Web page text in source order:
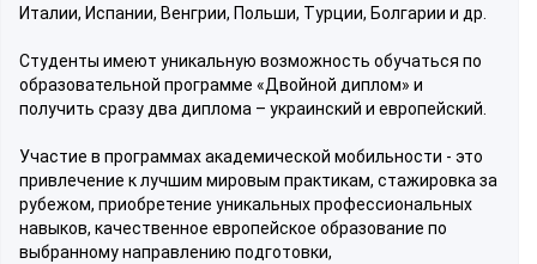
Италии, Испании, Венгрии, Польши, Турции, Болгарии и др.
Студенты имеют уникальную возможность обучаться по
образовательной программе «Двойной диплом» и
получить сразу два диплома – украинский и европейский.
Участие в программах академической мобильности - это
привлечение к лучшим мировым практикам, стажировка за
рубежом, приобретение уникальных профессиональных
навыков, качественное европейское образование по
выбранному направлению подготовки,